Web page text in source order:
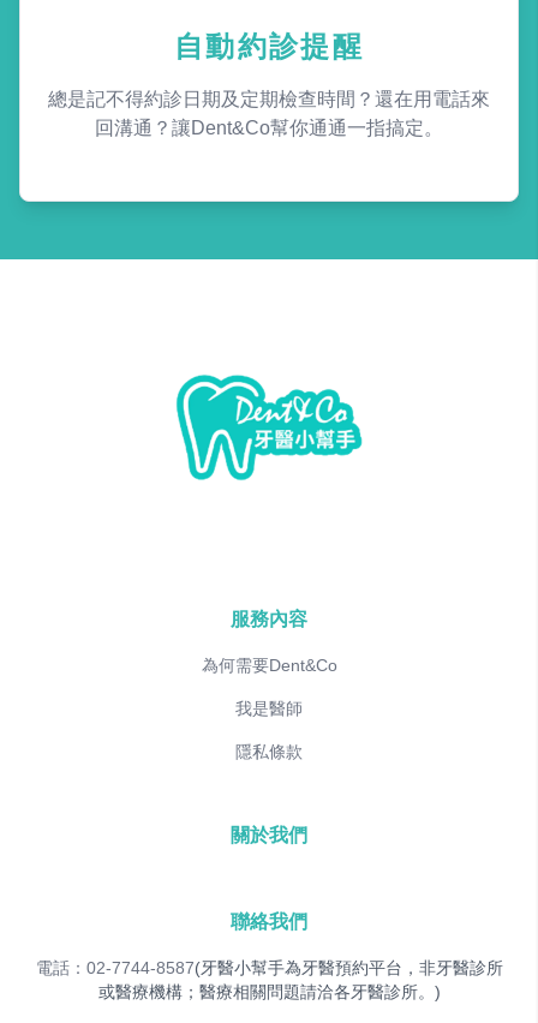
自動約診提醒
總是記不得約診日期及定期檢查時間？還在用電話來
回溝通？讓Dent&Co幫你通通一指搞定。
服務內容
為何需要Dent&Co
我是醫師
隱私條款
關於我們
聯絡我們
電話：02-7744-8587(牙醫小幫手為牙醫預約平台，非牙醫診所
或醫療機構；醫療相關問題請洽各牙醫診所。)